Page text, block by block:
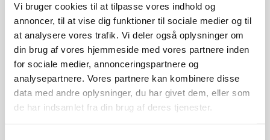
Vi bruger cookies til at tilpasse vores indhold og
annoncer, til at vise dig funktioner til sociale medier og til
at analysere vores trafik. Vi deler også oplysninger om
din brug af vores hjemmeside med vores partnere inden
for sociale medier, annonceringspartnere og
analysepartnere. Vores partnere kan kombinere disse
data med andre oplysninger, du har givet dem, eller som
de har indsamlet fra din brug af deres tjenester.
HVORDAN BOR DU OG HVAD ER
DE STØRSTE UDFORDRINGER
SOM STUDERENDE I OMRÅDET?
Jeg har lejet et værelse i et hus gennem
AirBnB, som ligger ca. 15 minutter på cykel fra
campus. Jeg deler huset med omkring 8
andre, hvoraf 4 af dem også er internationale.